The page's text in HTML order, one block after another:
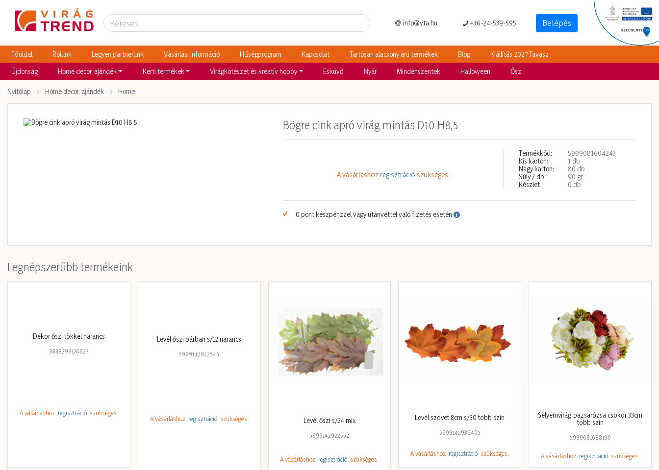
info@vta.hu +36-24-539-595 Belépés
Főoldal Rólunk Legyen partnerünk Vásárlási információ Hűségprogram Kapcsolat Tartósan alacsony árú termékek Blog Kiállítás 2027 Tavasz
Újdonság Home decor, ajándék Kerti termékek Virágkötészet és kreatív hobby Esküvő Nyár Mindenszentek Halloween Ősz
Nyitólap Home decor, ajándék Home
Bögre cink apró virág mintás D10 H8,5
A vásárláshozregisztráció szükséges.
Termékkód:
5999081604243
Kis karton:
1 db
Nagy karton:
80 db
Súly / db
90 gr
Készlet
0 db
0 pont készpénzzel vagy utánvéttel való fizetés esetén
Legnépszerűbb termékeink
Dekor őszi tökkel narancs
3838399176627
A vásárláshoz regisztrációszükséges.
Levél őszi párban s/12 narancs
5999142922545
A vásárláshoz regisztrációszükséges. Levél őszi s/24 mix
5999142922552
A vásárláshoz regisztráció szükséges.
Levél szövet 8cm s/30 több szín
5999142936405
A vásárláshoz regisztráció szükséges.
Selyemvirág bazsarózsa csokor 33cm
több szín
5999081688199
A vásárláshoz regisztráció szükséges.
Termék adatlap